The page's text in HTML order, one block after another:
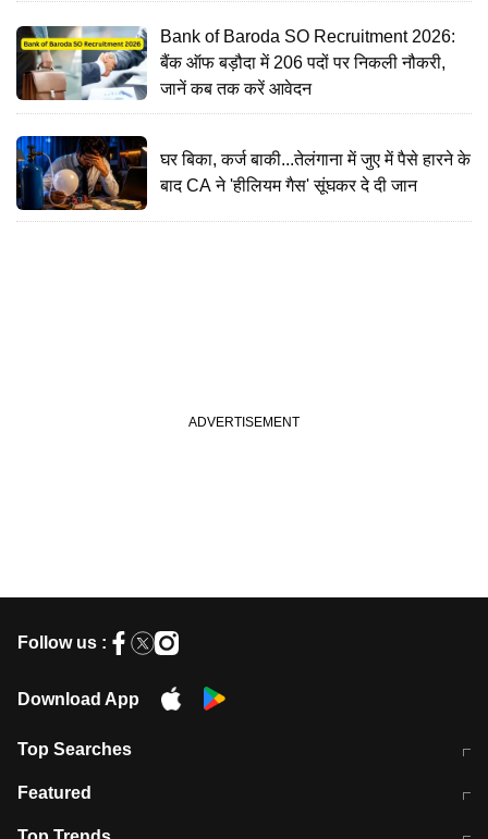
Bank of Baroda SO Recruitment 2026:
बैंक ऑफ बड़ौदा में 206 पदों पर निकली नौकरी,
जानें कब तक करें आवेदन
घर बिका, कर्ज बाकी...तेलंगाना में जुए में पैसे हारने के
बाद CA ने 'हीलियम गैस' सूंघकर दे दी जान
Follow us :
Download App
Top Searches
मुंबई में लगे 'जेन जी' के पोस्टर, लिखा- 'मैं
Featured
10 अगस्त को विधानसभा का घेराव करेंगे